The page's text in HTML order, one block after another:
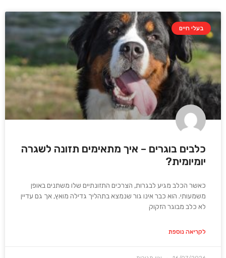
בעלי חיים
כלבים בוגרים – איך מתאימים תזונה לשגרה
יומיומית?
כאשר הכלב מגיע לבגרות, הצרכים התזונתיים שלו משתנים באופן
משמעותי. הוא כבר אינו גור שנמצא בתהליך גדילה מואץ, אך גם עדיין
לא כלב מבוגר הזקוק
לקריאה נוספת